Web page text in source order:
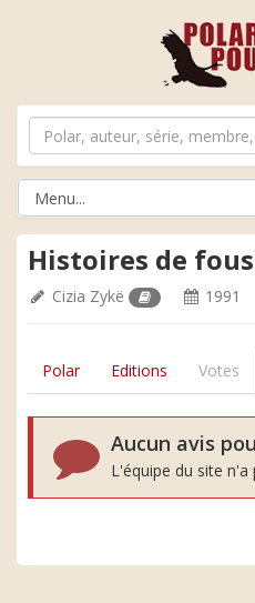
Histoires de fous
Cizia Zykë 1991
Polar Editions Votes
Aucun avis
L'équipe du site